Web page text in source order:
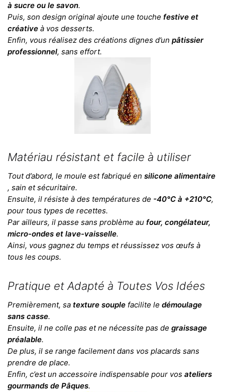
à sucre ou le savon.
Puis, son design original ajoute une touche festive et
créative à vos desserts.
Enfin, vous réalisez des créations dignes d’un pâtissier
professionnel, sans effort.
Matériau résistant et facile à utiliser
Tout d’abord, le moule est fabriqué en silicone alimentaire
, sain et sécuritaire.
Ensuite, il résiste à des températures de -40°C à +210°C,
pour tous types de recettes.
Par ailleurs, il passe sans problème au four, congélateur,
micro-ondes et lave-vaisselle.
Ainsi, vous gagnez du temps et réussissez vos œufs à
tous les coups.
Pratique et Adapté à Toutes Vos Idées
Premièrement, sa texture souple facilite le démoulage
sans casse.
Ensuite, il ne colle pas et ne nécessite pas de graissage
préalable.
De plus, il se range facilement dans vos placards sans
prendre de place.
Enfin, c’est un accessoire indispensable pour vos ateliers
gourmands de Pâques.